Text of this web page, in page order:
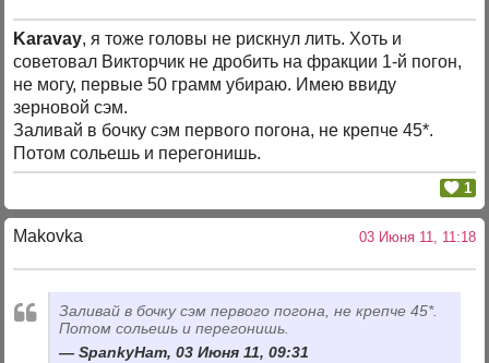
Karavay, я тоже головы не рискнул лить. Хоть и
советовал Викторчик не дробить на фракции 1-й погон,
не могу, первые 50 грамм убираю. Имею ввиду
зерновой сэм.
Заливай в бочку сэм первого погона, не крепче 45*.
Потом сольешь и перегонишь.
1
Makovka 03 Июня 11, 11:18
Заливай в бочку сэм первого погона, не крепче 45*.
Потом сольешь и перегонишь.
SpankyHam, 03 Июня 11, 09:31